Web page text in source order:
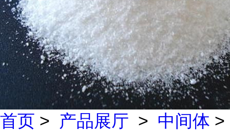
首页 > 产品展厅 > 中间体 >